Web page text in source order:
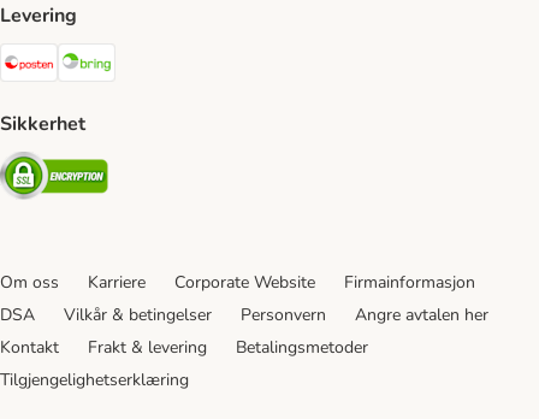
Levering
Posten Shipping Method
Sikkerhet
Security
Om oss Karriere Corporate Website
Firmainformasjon
DSA
Vilkår & betingelser Personvern
Angre avtalen her
Kontakt
Frakt & levering
Betalingsmetoder
Tilgjengelighetserklæring